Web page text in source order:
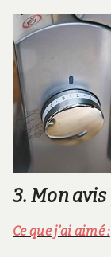
3. Mon avis
Ce que j’ai aimé :